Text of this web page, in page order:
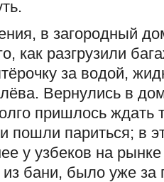
в загородный
как разгрузили
за водой,
Вернулись в
пришлось ждать
пошли париться; в
у узбеков на
бани, было уже за